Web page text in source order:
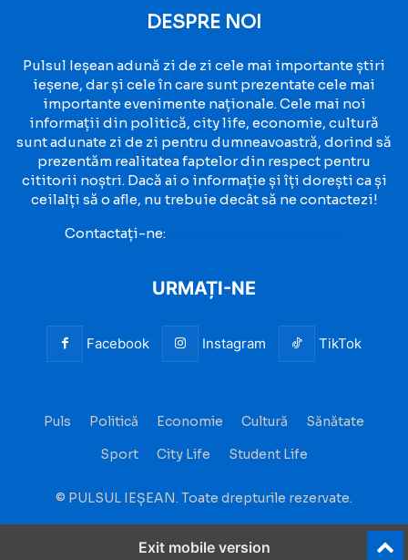
DESPRE NOI
Pulsul Ieșean adună zi de zi cele mai importante știri
ieșene, dar și cele în care sunt prezentate cele mai
importante evenimente naționale. Cele mai noi
informații din politică, city life, economie, cultură
sunt adunate zi de zi pentru dumneavoastră, dorind să
prezentăm realitatea faptelor din respect pentru
cititorii noștri. Dacă ai o informație și îți dorești ca și
ceilalți să o afle, nu trebuie decât să ne contactezi!
Contactați-ne:
URMAȚI-NE
Facebook Instagram TikTok
Puls Politică Economie Cultură
Sănătate
Sport
City Life Student Life
© PULSUL IEȘEAN. Toate drepturile rezervate.
Exit mobile version